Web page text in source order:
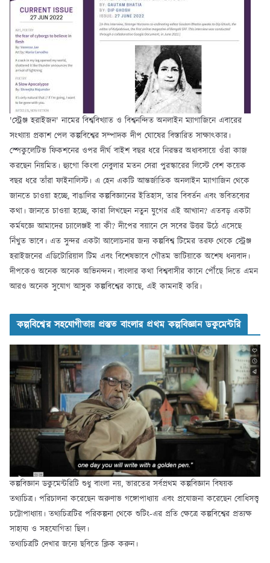
'স্ট্রেঞ্জ হরাইজন' নামের বিশ্ববিখ্যাত ও বিশ্বনন্দিত অনলাইন ম্যাগাজিনে এবারের
সংখ্যায় প্রকাশ পেল কল্পবিশ্বের সম্পাদক দীপ ঘোষের বিস্তারিত সাক্ষাৎকার।
স্পেকুলেটিভ ফিকশনের ওপর দীর্ঘ বাইশ বছর ধরে নিরন্তর অধ্যবসায়ে ওঁরা কাজ
করছেন নিয়মিত। হ্যুগো কিংবা নেবুলার মতন সেরা পুরস্কারের লিস্টে বেশ কয়েক
বছর ধরে তাঁরা ফাইনালিস্ট। এ হেন একটি আন্তর্জাতিক অনলাইন ম্যাগাজিন থেকে
জানতে চাওয়া হচ্ছে, বাঙালির কল্পবিজ্ঞানের ইতিহাস, তার বিবর্তন এবং ভবিতব্যের
কথা। জানতে চাওয়া হচ্ছে, কারা লিখছেন নতুন যুগের এই আখ্যান? এতবড় একটা
কর্মযজ্ঞে আমাদের চ্যালেঞ্জই বা কী? দীপের বয়ানে সে সবের উত্তর উঠে এসেছে
নিঁখুত ভাবে। এত সুন্দর একটা আলোচনার জন্য কল্পবিশ্ব টিমের তরফ থেকে স্ট্রেঞ্জ
হরাইজনের এডিটোরিয়াল টিম এবং বিশেষভাবে গৌতম ভাটিয়াকে অশেষ ধন্যবাদ।
দীপকেও অনেক অনেক অভিনন্দন। বাংলার কথা বিশ্ববাসীর কানে পৌঁছে দিতে এমন
আরও অনেক সুযোগ আসুক কল্পবিশ্বের কাছে, এই কামনাই করি।
কল্পবিশ্বের সহযোগীতায় প্রস্তুত বাংলার প্রথম কল্পবিজ্ঞান ডকুমেন্টরি
কল্পবিজ্ঞান ডকুমেন্টরিটি শুধু বাংলা নয়, ভারতের সর্বপ্রথম কল্পবিজ্ঞান বিষয়ক
তথ্যচিত্র। পরিচালনা করেছেন অরুণাভ গঙ্গোপাধ্যায় এবং প্রযোজনা করেছেন বোধিসত্ত্ব
চট্টোপাধ্যায়। তথ্যচিত্রটির পরিকল্পনা থেকে শুটিং-এর প্রতি ক্ষেত্রে কল্পবিশ্বের প্রত্যক্ষ
সাহায্য ও সহযোগিতা ছিল।
তথ্যচিত্রটি দেখার জন্যে ছবিতে ক্লিক করুন।